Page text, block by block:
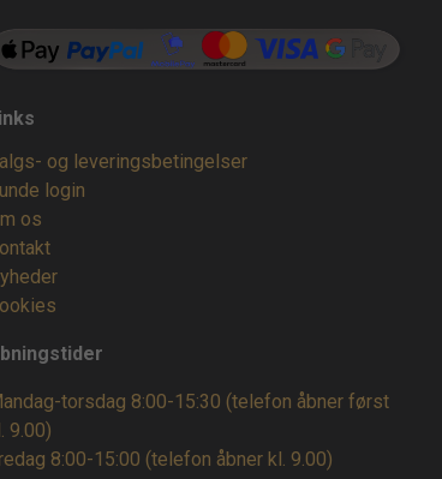
og leveringsbetingelser
login
os
torsdag 8:00-15:30 (telefon åbner først
9.00)
8:00-15:00 (telefon åbner kl. 9.00)